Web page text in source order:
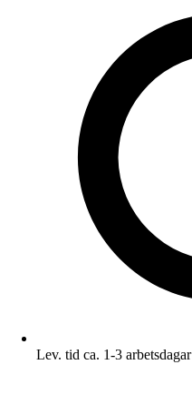
Lev. tid ca. 1-3 arbetsdagar